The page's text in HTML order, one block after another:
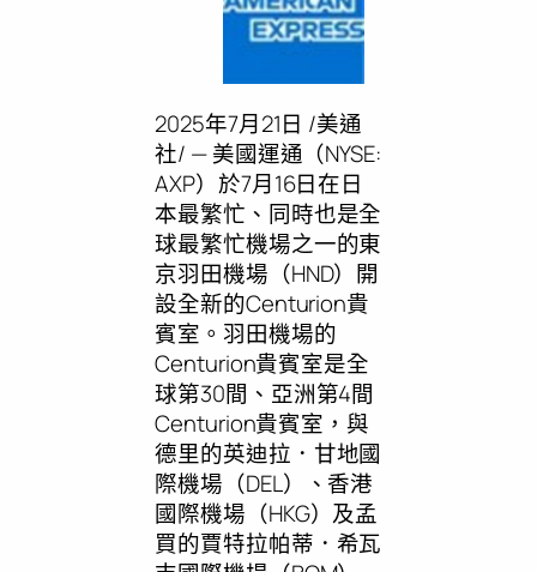
2025年7月21日 /美通
社/ — 美國運通（NYSE:
AXP）於7月16日在日
本最繁忙、同時也是全
球最繁忙機場之一的東
京羽田機場（HND）開
設全新的Centurion貴
賓室。羽田機場的
Centurion貴賓室是全
球第30間、亞洲第4間
Centurion貴賓室，與
德里的英迪拉．甘地國
際機場（DEL）、香港
國際機場（HKG）及孟
買的賈特拉帕蒂．希瓦